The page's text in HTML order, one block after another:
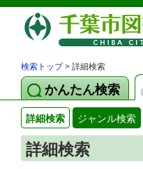
検索トップ> 詳細検索
かんたん検索
詳細検索 ジャンル検索
詳細検索